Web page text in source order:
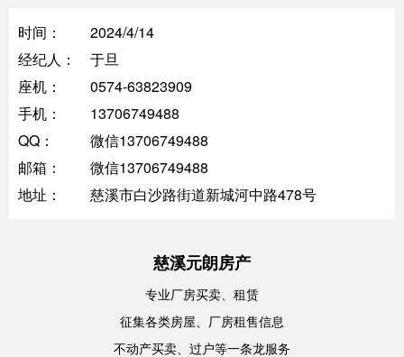
时间：
2024/4/14
经纪人：
于旦
座机：
0574-63823909
手机：
13706749488
QQ：
微信13706749488
邮箱：
微信13706749488
地址：
慈溪市白沙路街道新城河中路478号
慈溪元朗房产
专业厂房买卖、租赁
征集各类房屋、厂房租售信息
不动产买卖、过户等一条龙服务